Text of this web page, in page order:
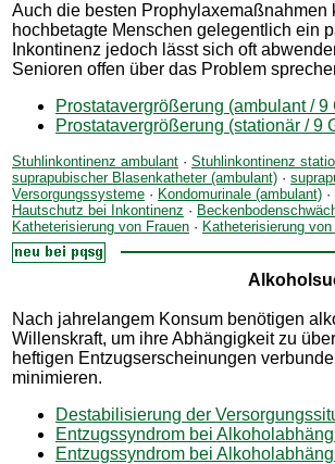
Auch die besten Prophylaxemaßnahmen
hochbetagte Menschen gelegentlich ein
Inkontinenz jedoch lässt sich oft
Senioren offen über das Problem
Prostatavergrößerung (ambulant / 9
Prostatavergrößerung (stationär / 9
Stuhlinkontinenz ambulant · Stuhlinkontinenz
suprapubischer Blasenkatheter (ambulant) ·
Versorgungssysteme · Kondomurinale (ambulant) ·
Hautschutz bei Inkontinenz ·
Katheterisierung von Frauen · Katheterisierung
Nach jahrelangem Konsum benötigen
Willenskraft, um ihre Abhängigkeit zu
heftigen Entzugserscheinungen
minimieren.
Destabilisierung der
Entzugssyndrom bei
Entzugssyndrom bei